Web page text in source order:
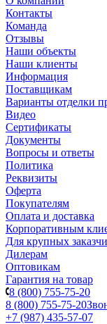
Контакты
Команда
Отзывы
Наши объекты
Наши клиенты
Информация
Поставщикам
Варианты отделки
Видео
Сертификаты
Документы
Вопросы и ответы
Политика
Реквизиты
Оферта
Покупателям
Оплата и доставка
Корпоративным
Для крупных
Дилерам
Оптовикам
Гарантия на товар
8 (800) 755-75-20
8 (800) 755-75-20
+7 (987) 435-57-07